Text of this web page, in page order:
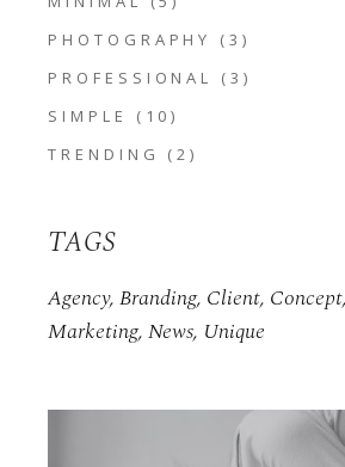
PHOTOGRAPHY
(3)
PROFESSIONAL
(3)
SIMPLE
(10)
TRENDING
(2)
TAGS
Agency Branding Client Concept
Marketing News Unique